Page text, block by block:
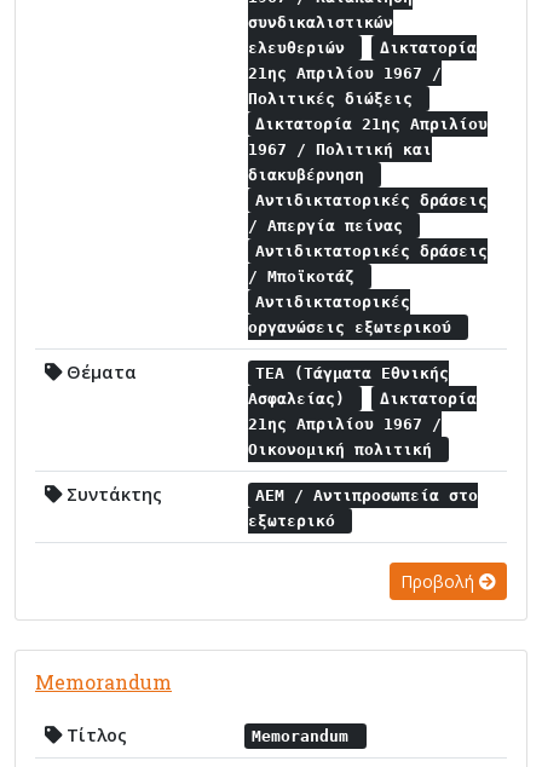
συνδικαλιστικών
ελευθεριών
Δικτατορία
21ης Απριλίου 1967 /
Πολιτικές διώξεις
Δικτατορία 21ης Απριλίου
1967 / Πολιτική και
διακυβέρνηση
Αντιδικτατορικές δράσεις
/ Απεργία πείνας
Αντιδικτατορικές δράσεις
/ Μποϊκοτάζ
Αντιδικτατορικές
οργανώσεις εξωτερικού
Θέματα
ΤΕΑ (Τάγματα Εθνικής
Ασφαλείας)
Δικτατορία
21ης Απριλίου 1967 /
Οικονομική πολιτική
Συντάκτης
ΑΕΜ / Αντιπροσωπεία στο
εξωτερικό
Προβολή
Memorandum
Τίτλος Memorandum